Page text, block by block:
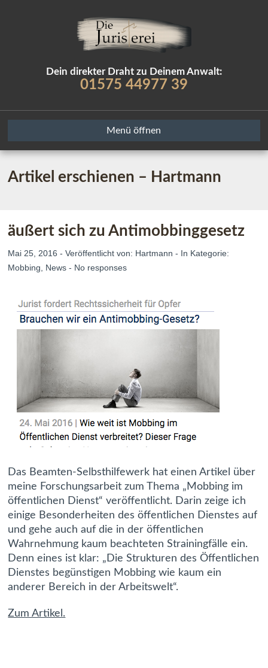
Dein direkter Draht zu Deinem Anwalt:
01575 44977 39
Menü öffnen
Artikel erschienen – Hartmann
äußert sich zu Antimobbinggesetz
Mai 25, 2016 - Veröffentlicht von: Hartmann - In Kategorie:
Mobbing
News - No responses
Das Beamten-Selbsthilfewerk hat einen Artikel über
meine Forschungsarbeit zum Thema „Mobbing im
öffentlichen Dienst“ veröffentlicht. Darin zeige ich
einige Besonderheiten des öffentlichen Dienstes auf
und gehe auch auf die in der öffentlichen
Wahrnehmung kaum beachteten Strainingfälle ein.
Denn eines ist klar: „Die Strukturen des Öffentlichen
Dienstes begünstigen Mobbing wie kaum ein
anderer Bereich in der Arbeitswelt“.
Zum Artikel.